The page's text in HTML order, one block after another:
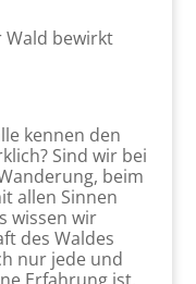
Wald bewirkt
kennen den
Sind wir bei
beim
allen Sinnen
wissen wir
des Waldes
nur jede und